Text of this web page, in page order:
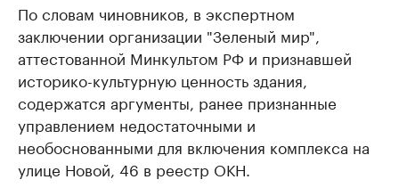
По словам чиновников, в экспертном
заключении организации "Зеленый мир",
аттестованной Минкультом РФ и признавшей
историко-культурную ценность здания,
содержатся аргументы, ранее признанные
управлением недостаточными и
необоснованными для включения комплекса на
улице Новой, 46 в реестр ОКН.